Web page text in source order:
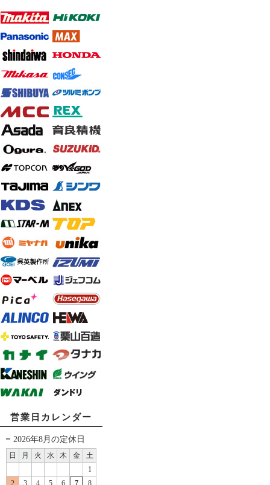
営業日カレンダー
2026年8月の定休日
日 月 火 水 木 金
土
1
2
3 4 5 6 7
8